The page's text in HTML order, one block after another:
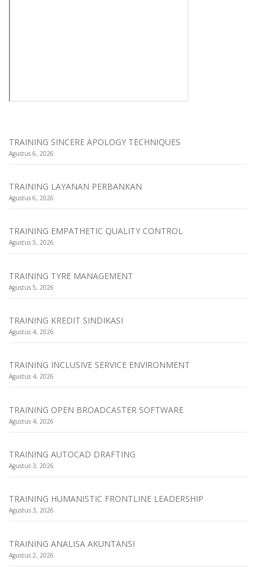
TRAINING SINCERE APOLOGY TECHNIQUES
Agustus 6, 2026
TRAINING LAYANAN PERBANKAN
Agustus 6, 2026
TRAINING EMPATHETIC QUALITY CONTROL
Agustus 5, 2026
TRAINING TYRE MANAGEMENT
Agustus 5, 2026
TRAINING KREDIT SINDIKASI
Agustus 4, 2026
TRAINING INCLUSIVE SERVICE ENVIRONMENT
Agustus 4, 2026
TRAINING OPEN BROADCASTER SOFTWARE
Agustus 4, 2026
TRAINING AUTOCAD DRAFTING
Agustus 3, 2026
TRAINING HUMANISTIC FRONTLINE LEADERSHIP
Agustus 3, 2026
TRAINING ANALISA AKUNTANSI
Agustus 2, 2026